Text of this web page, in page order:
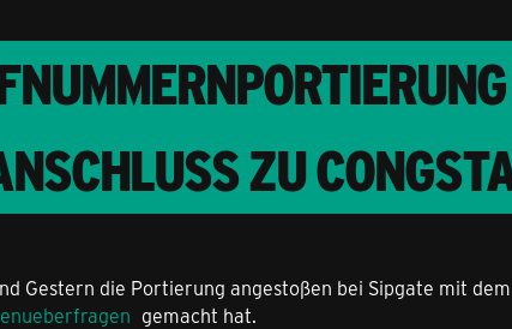
ZU
Gestern die Portierung angestoßen bei Sipgate mit
gemacht hat.